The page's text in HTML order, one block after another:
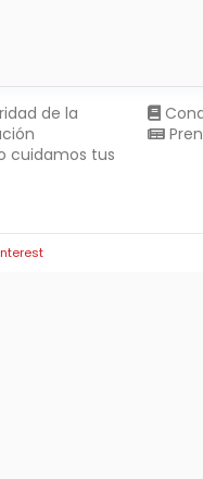
de la
cuidamos tus